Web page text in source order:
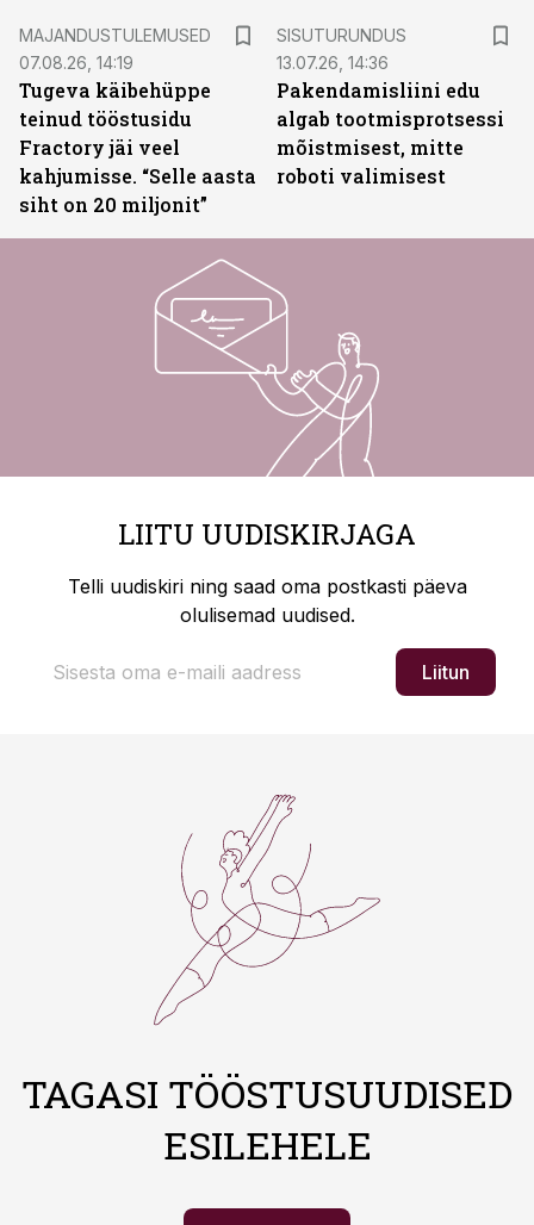
MAJANDUSTULEMUSED
07.08.26, 14:19
Tugeva käibehüppe
teinud tööstusidu
Fractory jäi veel
kahjumisse. “Selle aasta
siht on 20 miljonit”
SISUTURUNDUS
13.07.26, 14:36
Pakendamisliini edu
algab tootmisprotsessi
mõistmisest, mitte
roboti valimisest
LIITU UUDISKIRJAGA
Telli uudiskiri ning saad oma postkasti päeva
olulisemad uudised.
Liitun
TAGASI TÖÖSTUSUUDISED
ESILEHELE